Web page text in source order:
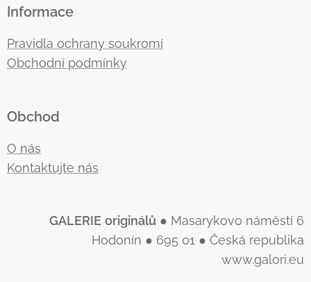
Informace
Pravidla ochrany soukromí
Obchodní podmínky
Obchod
O nás
Kontaktujte nás
GALERIE originálů ● Masarykovo náměstí 6
Hodonín ● 695 01 ● Česká republika
www.galori.eu